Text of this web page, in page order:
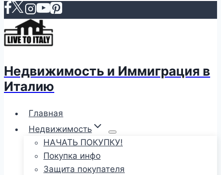
Недвижимость и Иммиграция в
Италию
Главная
Недвижимость
НАЧАТЬ ПОКУПКУ!
Покупка инфо
Защита покупателя